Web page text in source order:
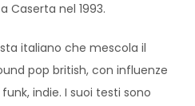
Caserta nel 1993.
italiano che mescola il
pop british, con influenze
indie. I suoi testi sono